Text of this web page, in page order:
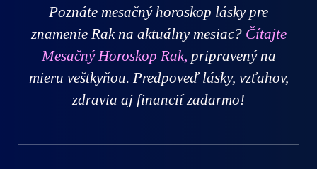
Poznáte mesačný horoskop lásky pre
znamenie Rak na aktuálny mesiac? Čítajte
Mesačný Horoskop Rak, pripravený na
mieru veštkyňou. Predpoveď lásky, vzťahov,
zdravia aj financií zadarmo!